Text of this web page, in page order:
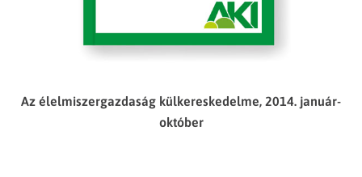
Az élelmiszergazdaság külkereskedelme, 2014. január-
október